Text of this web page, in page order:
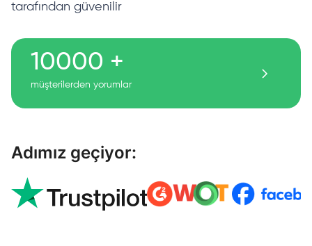
tarafından güvenilir
10000 +
müşterilerden yorumlar
Adımız geçiyor: